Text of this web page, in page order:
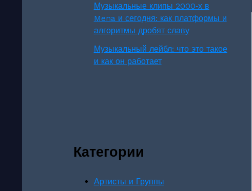
Музыкальные клипы 2000‑х в
Mena и сегодня: как платформы и
алгоритмы дробят славу
Музыкальный лейбл: что это такое
и как он работает
Категории
Артисты и Группы